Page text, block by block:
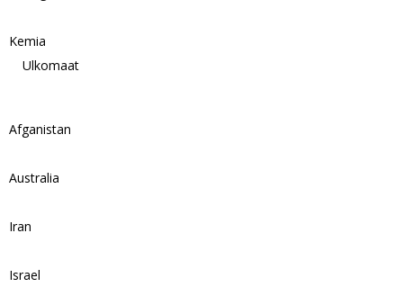
Kemia
Ulkomaat
Afganistan
Australia
Iran
Israel